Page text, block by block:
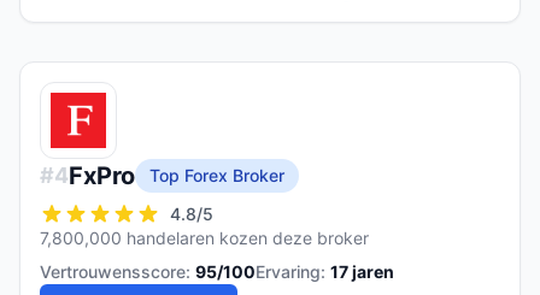
#4FxPro
Top Forex Broker
4.8/5
7,800,000 handelaren kozen deze broker
Vertrouwensscore: 95/100Ervaring: 17jaren